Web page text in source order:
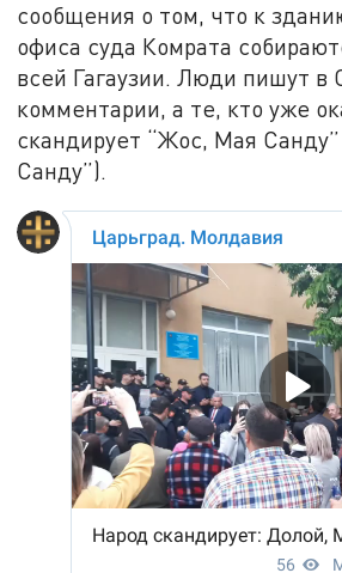
сообщения о том, что к
офиса суда Комрата
всей Гагаузии. Люди пишут в
комментарии, а те, кто уже
скандирует “Жос, Мая
Санду”).